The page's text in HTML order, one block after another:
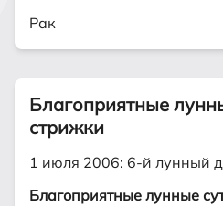
Рак
Благоприятные
стрижки
1 июля 2006: 6-й лунный
Благоприятные лунные